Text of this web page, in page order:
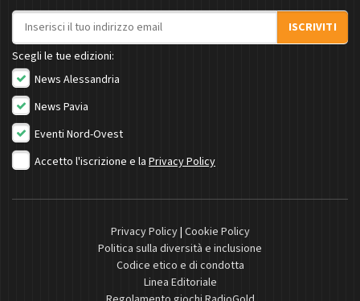
Indirizzo email
ISCRIVITI
Scegli le tue edizioni:
News Alessandria
News Pavia
Eventi Nord-Ovest
Accetto l'iscrizione e la Privacy Policy
Privacy Policy| Cookie Policy
Politica sulla diversità e inclusione
Codice etico e di condotta
Linea Editoriale